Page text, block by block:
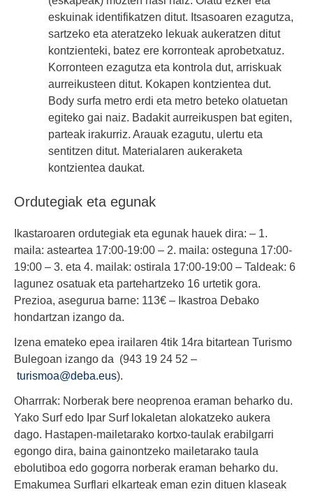
eskuinak identifikatzen ditut. Itsasoaren ezagutza,
sartzeko eta ateratzeko lekuak aukeratzen ditut
kontzienteki, batez ere korronteak aprobetxatuz.
Korronteen ezagutza eta kontrola dut, arriskuak
aurreikusteen ditut. Kokapen kontzientea dut.
Body surfa metro erdi eta metro beteko olatuetan
egiteko gai naiz. Badakit aurreikuspen bat egiten,
parteak irakurriz. Arauak ezagutu, ulertu eta
sentitzen ditut. Materialaren aukeraketa
kontzientea daukat.
Ordutegiak eta egunak
Ikastaroaren ordutegiak eta egunak hauek dira: – 1.
maila: asteartea 17:00-19:00 – 2. maila: osteguna 17:00-
19:00 – 3. eta 4. mailak: ostirala 17:00-19:00 – Taldeak: 6
lagunez osatuak eta partehartzeko 16 urtetik gora.
Prezioa, asegurua barne: 113€ – Ikastroa Debako
hondartzan izango da.
Izena emateko epea irailaren 4tik 14ra bitartean Turismo
Bulegoan izango da (943 19 24 52 –
turismoa@deba.eus).
Oharrrak: Norberak bere neoprenoa eraman beharko du.
Yako Surf edo Ipar Surf lokaletan alokatzeko aukera
dago. Hastapen-mailetarako kortxo-taulak erabilgarri
egongo dira, baina gainontzeko mailetarako taula
ebolutiboa edo gogorra norberak eraman beharko du.
Emakumea Surflari elkarteak eman ezin dituen klaseak